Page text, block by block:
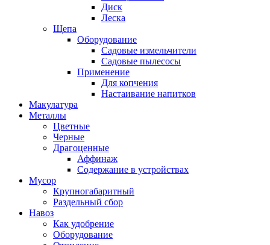
Диск
Леска
Щепа
Оборудование
Садовые измельчители
Садовые пылесосы
Применение
Для копчения
Настаивание напитков
Макулатура
Металлы
Цветные
Черные
Драгоценные
Аффинаж
Содержание в устройствах
Мусор
Крупногабаритный
Раздельный сбор
Навоз
Как удобрение
Оборудование